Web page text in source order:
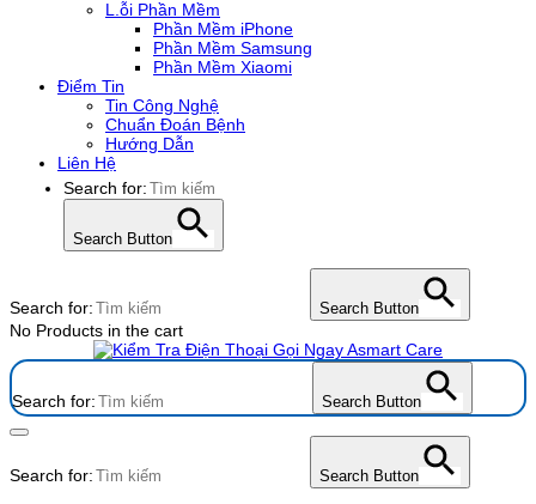
L.ỗi Phần Mềm
Phần Mềm iPhone
Phần Mềm Samsung
Phần Mềm Xiaomi
Điểm Tin
Tin Công Nghệ
Chuẩn Đoán Bệnh
Hướng Dẫn
Liên Hệ
Search for:
Search Button
Search for: Search Button
No Products in the cart
Search for: Search Button
Search for: Search Button